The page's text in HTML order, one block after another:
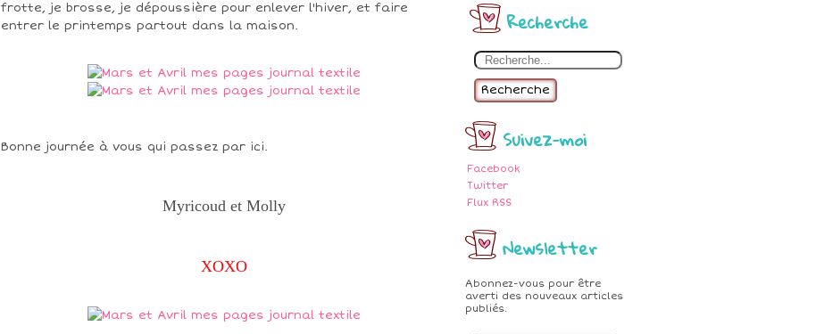
Recherche
Recherche
Suivez-moi
Facebook
Twitter
Flux RSS
Newsletter
Abonnez-vous pour être
averti des nouveaux articles
publiés.
frotte, je brosse, je dépoussière pour enlever l'hiver, et faire
entrer le printemps partout dans la maison.
Bonne journée à vous qui passez par ici.
Myricoud et Molly
XOXO